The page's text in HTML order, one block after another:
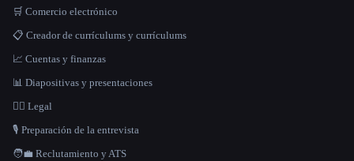
🛒 Comercio electrónico
📋 Creador de currículums y currículums
📈 Cuentas y finanzas
📊 Diapositivas y presentaciones
👩‍⚖️ Legal
🎙️ Preparación de la entrevista
🧑‍💼 Reclutamiento y ATS